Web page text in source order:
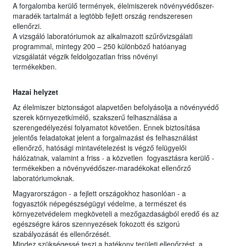
A forgalomba kerülő termények, élelmiszerek növényvédőszer-
maradék tartalmát a legtöbb fejlett ország rendszeresen
ellenőrzi.
A vizsgáló laboratóriumok az alkalmazott szűrővizsgálati
programmal, mintegy 200 – 250 különböző hatóanyag
vizsgálatát végzik feldolgozatlan friss növényi
termékekben.
Hazai helyzet
Az élelmiszer biztonságot alapvetően befolyásolja a növényvédő
szerek környezetkímélő, szakszerű felhasználása a
szerengedélyezési folyamatot követően. Ennek biztosítása
jelentős feladatokat jelent a forgalmazást és felhasználást
ellenőrző, hatósági mintavételezést is végző felügyelői
hálózatnak, valamint a friss - a közvetlen fogyasztásra kerülő -
termékekben a növényvédőszer-maradékokat ellenőrző
laboratóriumoknak.
Magyarországon - a fejlett országokhoz hasonlóan - a
fogyasztók népegészségügyi védelme, a természet és
környezetvédelem megköveteli a mezőgazdaságból eredő és az
egészségre káros szennyezések fokozott és szigorú
szabályozását és ellenőrzését.